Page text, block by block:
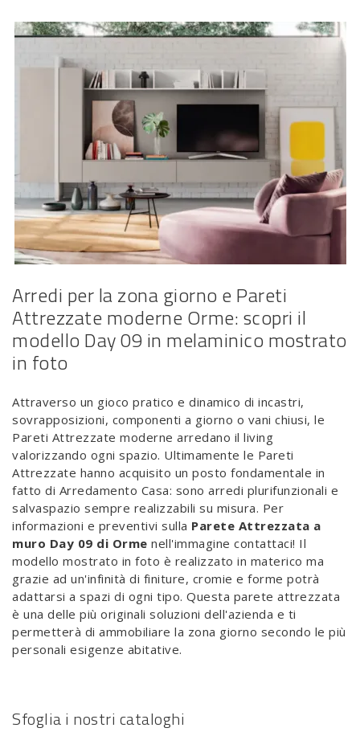
Arredi per la zona giorno e Pareti
Attrezzate moderne Orme: scopri il
modello Day 09 in melaminico mostrato
in foto
Attraverso un gioco pratico e dinamico di incastri,
sovrapposizioni, componenti a giorno o vani chiusi, le
Pareti Attrezzate moderne arredano il living
valorizzando ogni spazio. Ultimamente le Pareti
Attrezzate hanno acquisito un posto fondamentale in
fatto di Arredamento Casa: sono arredi plurifunzionali e
salvaspazio sempre realizzabili su misura. Per
informazioni e preventivi sulla Parete Attrezzata a
muro Day 09 di Orme nell'immagine contattaci! Il
modello mostrato in foto è realizzato in materico ma
grazie ad un'infinità di finiture, cromie e forme potrà
adattarsi a spazi di ogni tipo. Questa parete attrezzata
è una delle più originali soluzioni dell'azienda e ti
permetterà di ammobiliare la zona giorno secondo le più
personali esigenze abitative.
Sfoglia i nostri cataloghi